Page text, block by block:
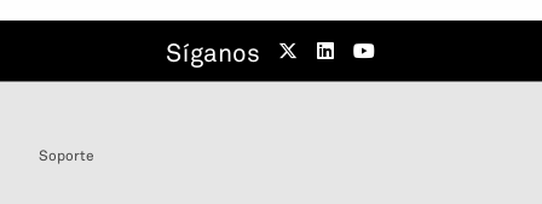
Síganos
Soporte